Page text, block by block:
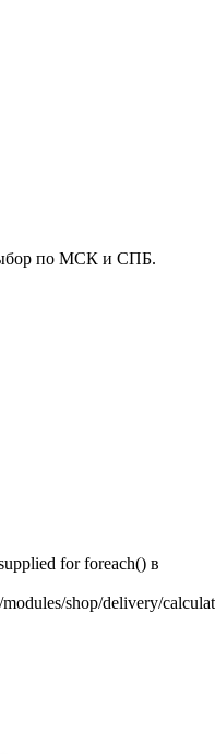
по МСК и СПБ.
for foreach() в
shop/delivery/